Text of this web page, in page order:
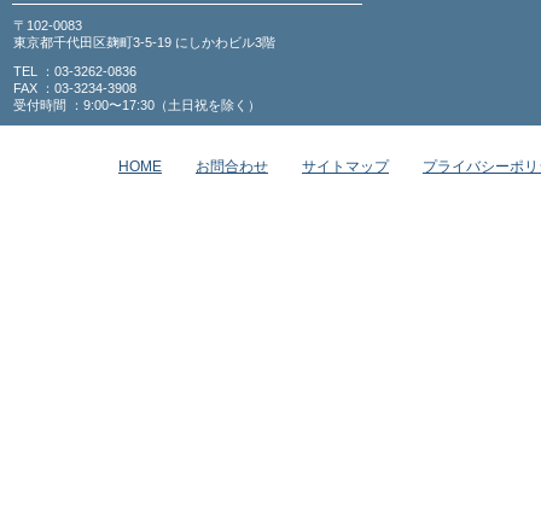
〒102-0083
東京都千代田区麹町3-5-19 にしかわビル3階
TEL ：03-3262-0836
FAX ：03-3234-3908
受付時間 ：9:00〜17:30（土日祝を除く）
HOME お問合わせ サイトマップ プライバシーポ